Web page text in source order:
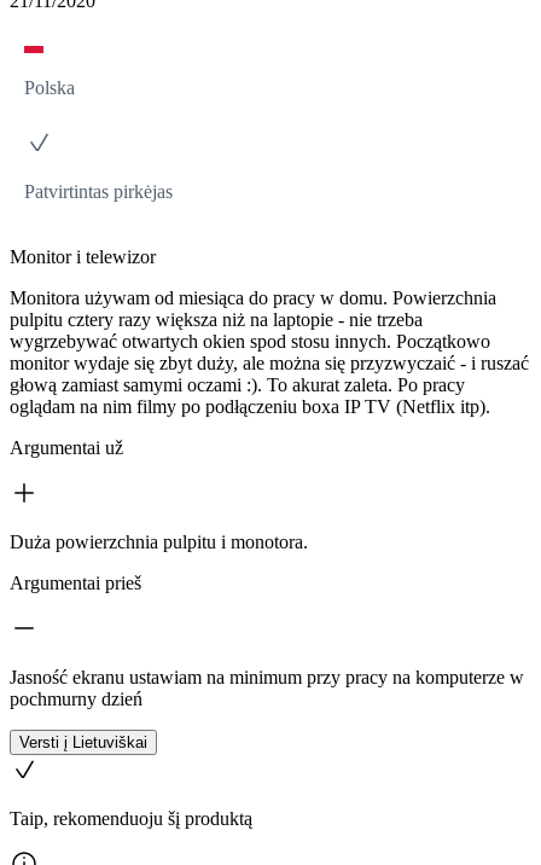
Polska
Patvirtintas pirkėjas
Monitor i telewizor
Monitora używam od miesiąca do pracy w domu. Powierzchnia
pulpitu cztery razy większa niż na laptopie - nie trzeba
wygrzebywać otwartych okien spod stosu innych. Początkowo
monitor wydaje się zbyt duży, ale można się przyzwyczaić - i ruszać
głową zamiast samymi oczami :). To akurat zaleta. Po pracy
oglądam na nim filmy po podłączeniu boxa IP TV (Netflix itp).
Argumentai už
Duża powierzchnia pulpitu i monotora.
Argumentai prieš
Jasność ekranu ustawiam na minimum przy pracy na komputerze w
pochmurny dzień
Versti į Lietuviškai
Taip, rekomenduoju šį produktą